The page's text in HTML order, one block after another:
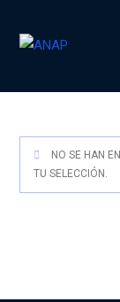
NO SE HAN
TU SELECCIÓN.